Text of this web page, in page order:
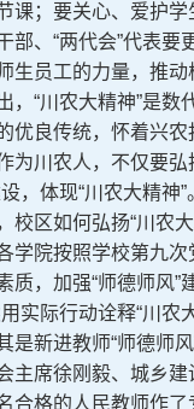
课；要关心、爱护
部、“两代会”代表
生员工的力量，推动
，“川农大精神”是数
优良传统，怀着兴
为川农人，不仅要弘
，体现“川农大精神”
校区如何弘扬“川农
学院按照学校第九
质，加强“师德师风
实际行动诠释“川农
是新进教师“师德师
主席徐刚毅、城乡
合格的人民教师作